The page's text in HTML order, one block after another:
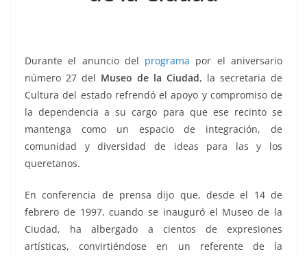
Durante el anuncio del programa por el aniversario
número 27 del Museo de la Ciudad, la secretaria de
Cultura del estado refrendó el apoyo y compromiso de
la dependencia a su cargo para que ese recinto se
mantenga como un espacio de integración, de
comunidad y diversidad de ideas para las y los
queretanos.
En conferencia de prensa dijo que, desde el 14 de
febrero de 1997, cuando se inauguró el Museo de la
Ciudad, ha albergado a cientos de expresiones
artísticas, convirtiéndose en un referente de la